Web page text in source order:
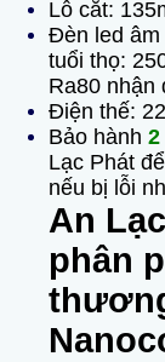
Lỗ cắt:
Đèn led âm
tuổi thọ:
Ra80 nhận
Điện thế:
Bảo hành 2
Lạc Phát
nếu bị lỗi
An
phân